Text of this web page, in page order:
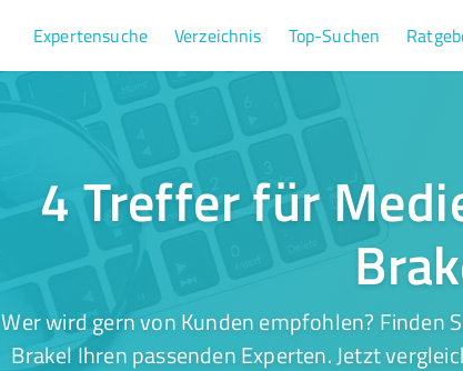
Expertensuche Verzeichnis Top-Suchen
4 Treffer für
Wer wird gern von Kunden empfohlen? Finden
Brakel Ihren passenden Experten. Jetzt